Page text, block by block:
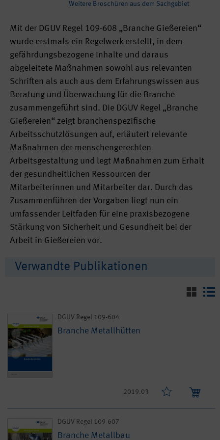
Weitere Broschüren aus dem Sachgebiet
Mit der DGUV Regel 109-608 „Branche Gießereien“
wurde erstmals ein Regelwerk erstellt, in dem
gefährdungsbezogene Inhalte und daraus
abgeleitete Maßnahmen sowohl aus relevanten
Schriften als auch aus dem Erfahrungswissen aus
Beratung und Überwachung für die Branche
zusammengeführt sind. Die DGUV Regel „Branche
Gießereien“ zeigt branchenspezifische
Arbeitsschutzlösungen auf, erläutert relevante
Maßnahmen der menschengerechten
Arbeitsgestaltung und legt Maßnahmen zum Erhalt
der gesundheitlichen Ressourcen der
Mitarbeiterinnen und Mitarbeiter dar. Durch das
Zusammenführen der Vorgaben liegt nun ein
umfassender Leitfaden für eine praxisbezogene
Stärkung von Sicherheit und Gesundheit bei der
Arbeit in Gießereien vor.
Verwandte Publikationen
DGUV Regel 109-604
Branche Metallhütten
2019.03
DGUV Regel 109-607
Branche Metallbau